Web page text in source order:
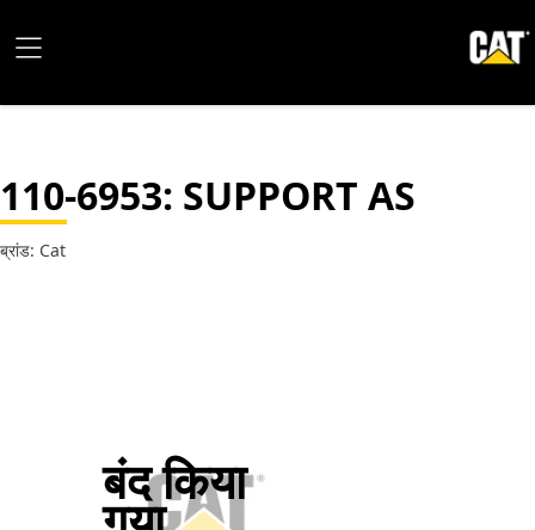
110-6953: SUPPORT AS
ब्रांड: Cat
बंद किया